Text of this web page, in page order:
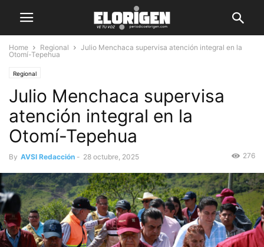
Home Regional
Julio Menchaca supervisa atención integral en la
Otomí-Tepehua
Regional
Julio Menchaca supervisa
atención integral en la
Otomí-Tepehua
By AVSI Redacción - 28 octubre, 2025 276